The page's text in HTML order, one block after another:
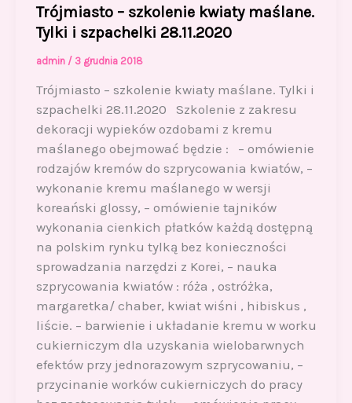
Trójmiasto – szkolenie kwiaty maślane.
Tylki i szpachelki 28.11.2020
admin / 3 grudnia 2018
Trójmiasto – szkolenie kwiaty maślane. Tylki i
szpachelki 28.11.2020 Szkolenie z zakresu
dekoracji wypieków ozdobami z kremu
maślanego obejmować będzie : – omówienie
rodzajów kremów do szprycowania kwiatów, –
wykonanie kremu maślanego w wersji
koreański glossy, – omówienie tajników
wykonania cienkich płatków każdą dostępną
na polskim rynku tylką bez konieczności
sprowadzania narzędzi z Korei, – nauka
szprycowania kwiatów : róża , ostróżka,
margaretka/ chaber, kwiat wiśni , hibiskus ,
liście. – barwienie i układanie kremu w worku
cukierniczym dla uzyskania wielobarwnych
efektów przy jednorazowym szprycowaniu, –
przycinanie worków cukierniczych do pracy